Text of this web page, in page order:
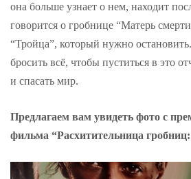
она больше узнает о нем, находит
говорится о гробнице “Матерь
“Тройца”, который нужно
бросить всё, чтобы пуститься в это
и спасать мир.
Предлагаем вам увидеть фото с
фильма “Расхитительница